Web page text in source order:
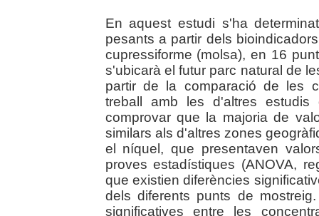
En aquest estudi s'ha
pesants a partir dels
cupressiforme (molsa), en 16
s'ubicarà el futur parc natural de
partir de la comparació de les
treball amb les d'altres estudis
comprovar que la majoria de
similars als d'altres zones
el níquel, que presentaven
proves estadístiques (ANOVA,
que existien diferències
dels diferents punts de
significatives entre les